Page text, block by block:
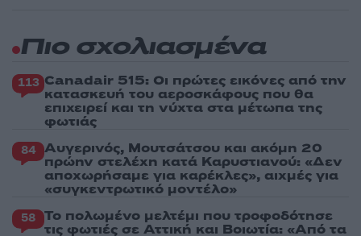
Πιο σχολιασμένα
113 Canadair 515: Οι πρώτες εικόνες από την
κατασκευή του αεροσκάφους που θα
επιχειρεί και τη νύχτα στα μέτωπα της
φωτιάς
84 Αυγερινός, Μουτσάτσου και ακόμη 20
πρώην στελέχη κατά Καρυστιανού: «Δεν
αποχωρήσαμε για καρέκλες», αιχμές για
«συγκεντρωτικό μοντέλο»
58 Το πολωμένο μελτέμι που τροφοδότησε
τις φωτιές σε Αττική και Βοιωτία: «Από τα